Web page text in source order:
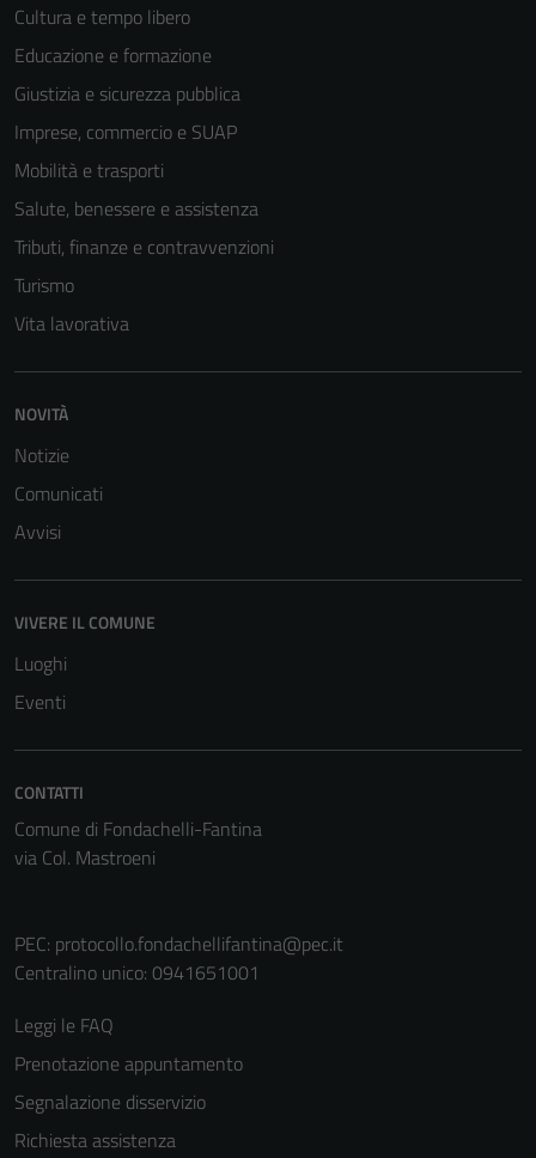
Cultura e tempo libero
Educazione e formazione
Giustizia e sicurezza pubblica
Imprese, commercio e SUAP
Mobilità e trasporti
Salute, benessere e assistenza
Tributi, finanze e contravvenzioni
Turismo
Vita lavorativa
NOVITÀ
Notizie
Comunicati
Avvisi
VIVERE IL COMUNE
Luoghi
Eventi
CONTATTI
Comune di Fondachelli-Fantina
via Col. Mastroeni
PEC: protocollo.fondachellifantina@pec.it
Centralino unico: 0941651001
Leggi le FAQ
Prenotazione appuntamento
Segnalazione disservizio
Richiesta assistenza
disabilitati.